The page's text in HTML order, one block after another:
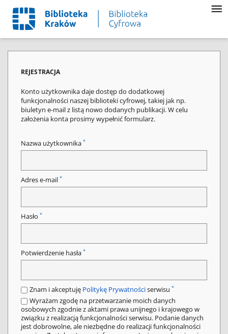
REJESTRACJA
Konto użytkownika daje dostęp do dodatkowej
funkcjonalności naszej biblioteki cyfrowej, takiej jak np.
biuletyn e-mail z listą nowo dodanych publikacji. W celu
założenia konta prosimy wypełnić formularz.
Nazwa użytkownika *
Adres e-mail *
Hasło *
Potwierdzenie hasła *
Znam i akceptuję Politykę Prywatnościserwisu *
Wyrażam zgodę na przetwarzanie moich danych
osobowych zgodnie z aktami prawa unijnego i krajowego w
związku z realizacją funkcjonalności serwisu. Podanie danych
jest dobrowolne, ale niezbędne do realizacji funkcjonalności